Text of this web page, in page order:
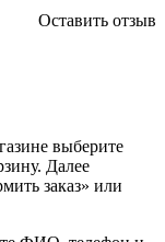
Оставить отзыв
выберите
Далее
заказ» или